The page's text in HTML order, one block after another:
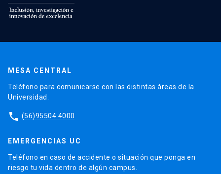
MESA CENTRAL
Teléfono para comunicarse con las distintas áreas de la
Universidad.
phone (56)95504 4000
EMERGENCIAS UC
Teléfono en caso de accidente o situación que ponga en
riesgo tu vida dentro de algún campus.